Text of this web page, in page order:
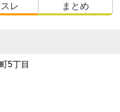
であればほぼ文句
レ まとめ
5丁目